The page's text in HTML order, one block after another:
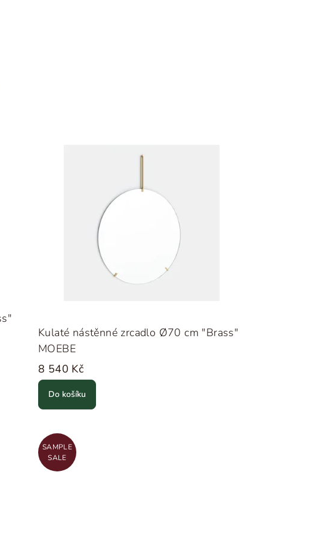
Kulaté nástěnné zrcadlo Ø70 cm "Brass"
MOEBE
8 540 Kč
Do košíku
SAMPLE
SALE